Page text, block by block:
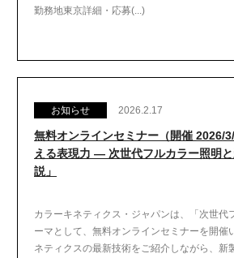
勤務地東京詳細・応募(...)
お知らせ 2026.2.17
無料オンラインセミナー（開催 2026/
える表現力 ― 次世代フルカラー照明
説」
カラーキネティクス・ジャパンは、「次世代
ーマとして、無料オンラインセミナーを開催
ネティクスの最新技術をご紹介しながら、新